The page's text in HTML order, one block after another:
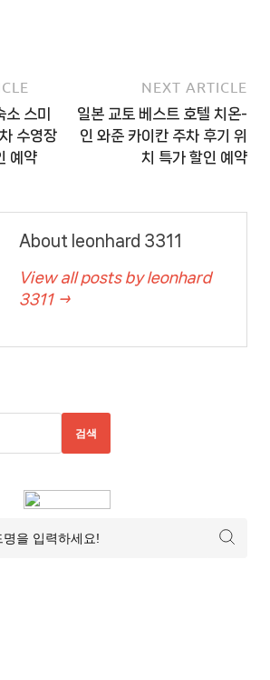
스미
수영장
예약
NEXT ARTICLE
일본 교토 베스트 호텔 치온-
인 와준 카이칸 주차 후기 위
치 특가 할인 예약
About leonhard 3311
View all posts by leonhard
3311 →
검색